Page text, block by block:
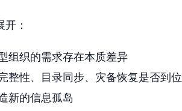
：
组织的需求存在本质差异
整性、目录同步、灾备恢复是否到位
新的信息孤岛